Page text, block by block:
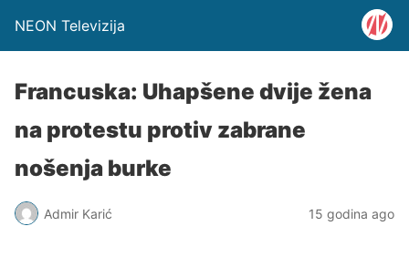
NEON Televizija
Francuska: Uhapšene dvije žena
na protestu protiv zabrane
nošenja burke
Admir Karić 15 godina ago